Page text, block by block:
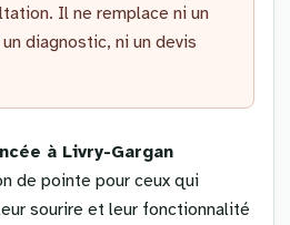
Il ne remplace ni un
diagnostic, ni un devis
à Livry-Gargan
de pointe pour ceux qui
sourire et leur fonctionnalité